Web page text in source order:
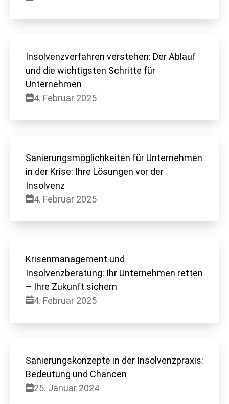
Insolvenzverfahren verstehen: Der Ablauf
und die wichtigsten Schritte für
Unternehmen
4. Februar 2025
Sanierungsmöglichkeiten für Unternehmen
in der Krise: Ihre Lösungen vor der
Insolvenz
4. Februar 2025
Krisenmanagement und
Insolvenzberatung: Ihr Unternehmen retten
– Ihre Zukunft sichern
4. Februar 2025
Sanierungskonzepte in der Insolvenzpraxis:
Bedeutung und Chancen
25. Januar 2024